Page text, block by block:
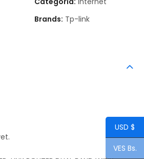
Brands: Tp-link
USD $
VES Bs.